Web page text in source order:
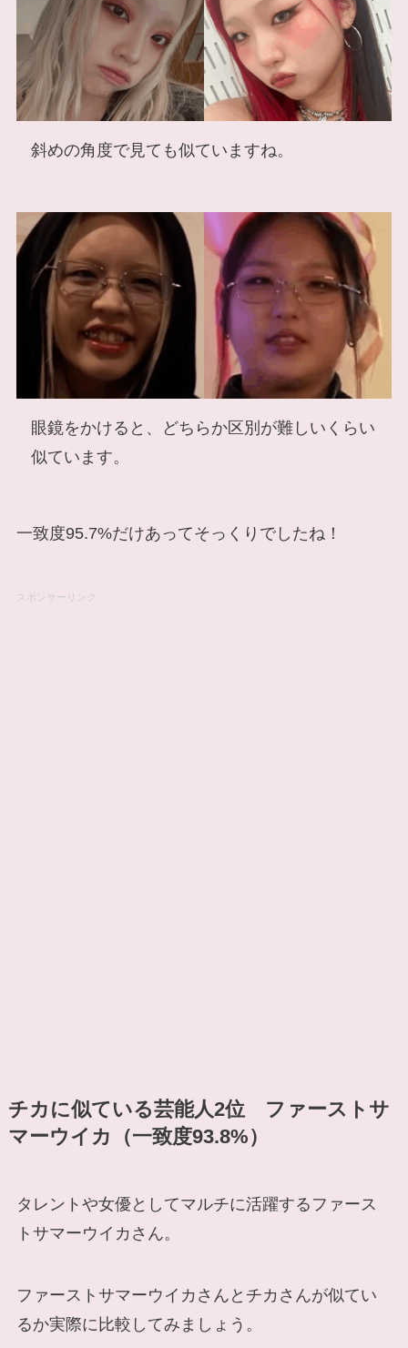
斜めの角度で見ても似ていますね。
眼鏡をかけると、どちらか区別が難しいくらい
似ています。
一致度95.7%だけあってそっくりでしたね！
スポンサーリンク
チカに似ている芸能人2位 ファーストサ
マーウイカ（一致度93.8%）
タレントや女優としてマルチに活躍するファース
トサマーウイカさん。
ファーストサマーウイカさんとチカさんが似てい
るか実際に比較してみましょう。